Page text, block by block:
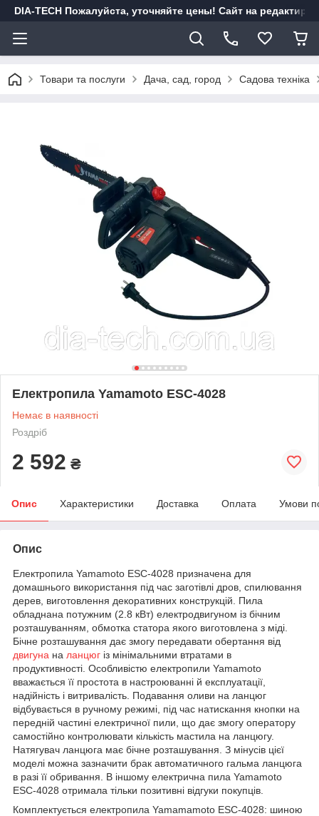
DIA-TECH Пожалуйста, уточняйте цены! Сайт на
Товари та послуги Дача, сад, город Садова техніка
Електропила Yamamoto ESC-4028
Немає в наявності
Роздріб
2 592 ₴
Опис Характеристики Доставка Оплата Умови
Опис
Електропила Yamamoto ESC-4028 призначена для
домашнього використання під час заготівлі дров, спилювання
дерев, виготовлення декоративних конструкцій. Пила
обладнана потужним (2.8 кВт) електродвигуном із бічним
розташуванням, обмотка статора якого виготовлена з міді.
Бічне розташування дає змогу передавати обертання від
двигуна на ланцюг із мінімальними втратами в
продуктивності. Особливістю електропили Yamamoto
вважається її простота в настроюванні й експлуатації,
надійність і витривалість. Подавання оливи на ланцюг
відбувається в ручному режимі, під час натискання кнопки на
передній частині електричної пили, що дає змогу оператору
самостійно контролювати кількість мастила на ланцюгу.
Натягувач ланцюга має бічне розташування. З мінусів цієї
моделі можна зазначити брак автоматичного гальма ланцюга
в разі її обривання. В іншому електрична пила Yamamoto
ESC-4028 отримала тільки позитивні відгуки покупців.
Комплектується електропила Yamamamoto ESC-4028: шиною